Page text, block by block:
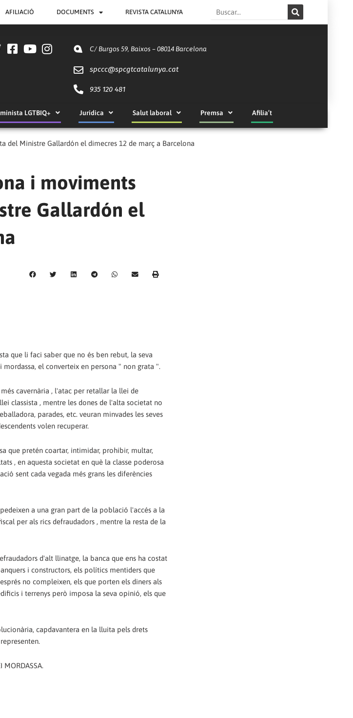
AFILIACIÓ DOCUMENTS REVISTA CATALUNYA Search
C/ Burgos 59, Baixos – 08014 Barcelona
spccc@spcgtcatalunya.cat
935 120 481
LGTBIQ+ Jurídica Salut laboral Premsa Afilia’t
del Ministre Gallardón el dimecres 12 de març a Barcelona
i moviments
Gallardón el
que li faci saber que no és ben rebut, la seva
el converteix en persona " non grata ".
cavernària , l'atac per retallar la llei de
classista , mentre les dones de l'alta societat no
parades, etc. veuran minvades les seves
volen recuperar.
que pretén coartar, intimidar, prohibir, multar,
, en aquesta societat en què la classe poderosa
sent cada vegada més grans les diferències
a una gran part de la població l'accés a la
per als rics defraudadors , mentre la resta de la
d'alt llinatge, la banca que ens ha costat
i constructors, els polítics mentiders que
no compleixen, els que porten els diners als
i terrenys però imposa la seva opinió, els que
capdavantera en la lluita pels drets
MORDASSA.